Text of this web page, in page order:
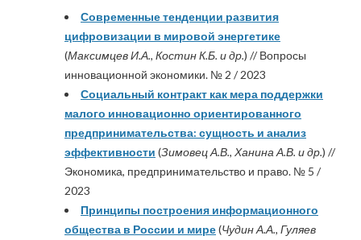
Современные тенденции развития
цифровизации в мировой энергетике
(Максимцев И.А., Костин К.Б. и др.) // Вопросы
инновационной экономики. № 2 / 2023
Социальный контракт как мера поддержки
малого инновационно ориентированного
предпринимательства: сущность и анализ
эффективности (Зимовец А.В., Ханина А.В. и др.) //
Экономика, предпринимательство и право. № 5 /
2023
Принципы построения информационного
общества в России и мире(Чудин А.А., Гуляев